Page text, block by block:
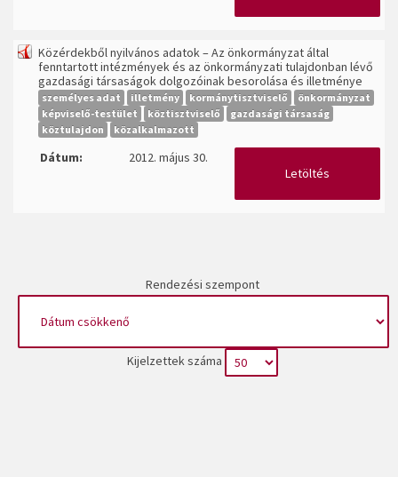
Közérdekből nyilvános adatok – Az önkormányzat által
fenntartott intézmények és az önkormányzati tulajdonban lévő
gazdasági társaságok dolgozóinak besorolása és illetménye
személyes adat illetmény kormánytisztviselő
önkormányzat
képviselő-testület
köztisztviselő
gazdasági társaság
köztulajdon
közalkalmazott
Dátum:
2012. május 30.
Letöltés
Rendezési szempont
Kijelzettek száma